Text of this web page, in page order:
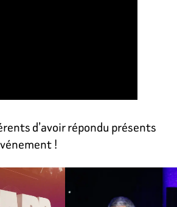
d’avoir répondu présents
!